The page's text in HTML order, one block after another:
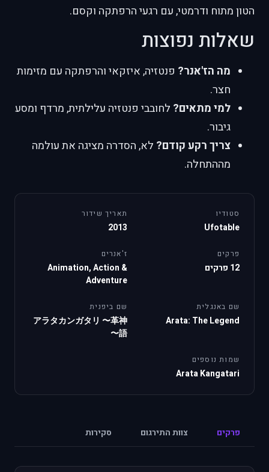
הטון מתוח ודרמטי, עם רגעי הרפתקה וקסם.
שאלות נפוצות
מה הז'אנר? פנטזיה, איזקאי והרפתקה עם מזימות
חצר.
למי מתאים? לחובבי פנטזיה עלילתית, מרדף ומסע
גיבור.
צריך רקע קודם? לא, הסדרה מציגה את עולמה
מההתחלה.
סטודיו
Ufotable
תאריך שידור
2013
פרקים
12 פרקים
ז'אנרים
Animation, Action &
Adventure
שם באנגלית
Arata: The Legend
שם ביפנית
アラタカンガタリ 〜革神
語〜
שמות נוספים
Arata Kangatari
פרקים צוות התירגום סקירות